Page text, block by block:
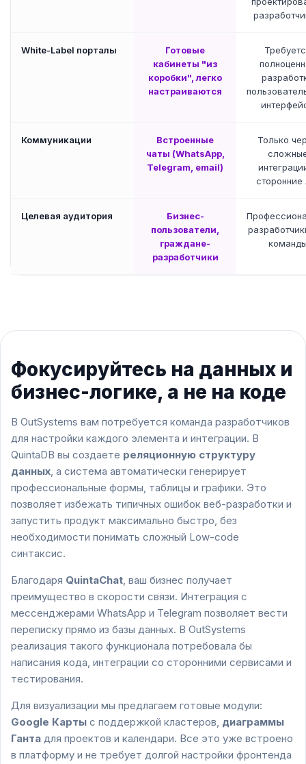
White-Label порталы
Готовые
кабинеты "из
коробки", легко
настраиваются
Коммуникации
Встроенные
чаты (WhatsApp,
Telegram, email)
Только
сторонние
Целевая аудитория
Бизнес-
пользователи,
граждане-
разработчики
Фокусируйтесь на данных и
бизнес-логике, а не на коде
В OutSystems вам потребуется команда разработчиков
для настройки каждого элемента и интеграции. В
QuintaDB вы создаете реляционную структуру
данных, а система автоматически генерирует
профессиональные формы, таблицы и графики. Это
позволяет избежать типичных ошибок веб-разработки и
запустить продукт максимально быстро, без
необходимости понимать сложный Low-code
синтаксис.
Благодаря QuintaChat, ваш бизнес получает
преимущество в скорости связи. Интеграция с
мессенджерами WhatsApp и Telegram позволяет вести
переписку прямо из базы данных. В OutSystems
реализация такого функционала потребовала бы
написания кода, интеграции со сторонними сервисами и
тестирования.
Для визуализации мы предлагаем готовые модули:
Google Карты с поддержкой кластеров, диаграммы
Ганта для проектов и календари. Все это уже встроено
в платформу и не требует долгой настройки фронтенда